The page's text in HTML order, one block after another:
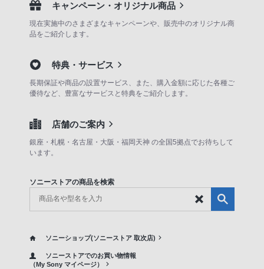
キャンペーン・オリジナル商品
現在実施中のさまざまなキャンペーンや、販売中のオリジナル商
品をご紹介します。
特典・サービス
長期保証や商品の設置サービス、また、購入金額に応じた各種ご
優待など、豊富なサービスと特典をご紹介します。
店舗のご案内
銀座・札幌・名古屋・大阪・福岡天神 の全国5拠点でお待ちして
います。
ソニーストアの商品を検索
ソニーショップ(ソニーストア 取次店)
ソニーストアでのお買い物情報
（My Sony マイページ）